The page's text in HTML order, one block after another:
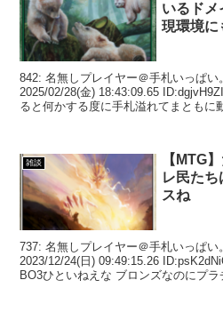
いるド
現環境に
842: 名無しプレイヤー＠手札いっぱい
2025/02/28(金) 18:43:09.65
ると何かする度に手札溢れてまともに
雑談
【MTG
レ民た
スね
737: 名無しプレイヤー＠手札いっぱい
2023/12/24(日) 09:49:15.26
BO3ひといねえな ブロンズ